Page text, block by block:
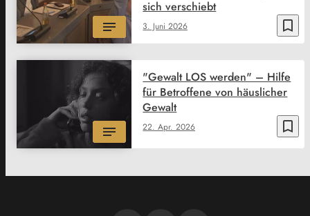
bookmark_border
3. Juni 2026
sich verschiebt
bookmark_border
22. Apr. 2026
"Gewalt LOS werden" – Hilfe
für Betroffene von häuslicher
Gewalt